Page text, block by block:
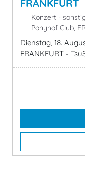
FRANKFURT
Konzert -
Ponyhof Club,
Dienstag, 18.
FRANKFURT -